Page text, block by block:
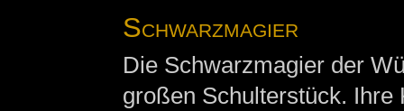
Schwarzmagier
Die Schwarzmagier der
großen Schulterstück.